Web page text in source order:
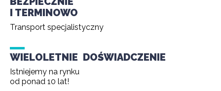
I TERMINOWO
Transport specjalistyczny
WIELOLETNIE DOŚWIADCZENIE
Istniejemy na rynku
od ponad 10 lat!